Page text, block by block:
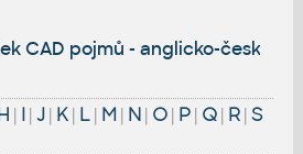
CAD pojmů - anglicko-český
| I| J| K| L| M| N| O| P| Q| R| S